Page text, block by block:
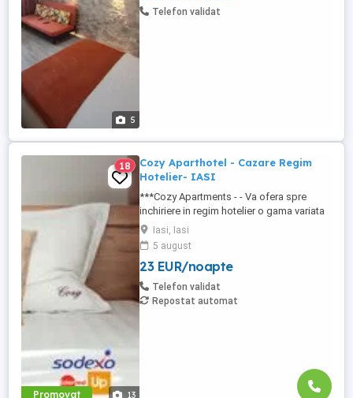
5
matrimoniale, canapea extensibila,
Telefon validat
Promovat 13
18
Cozy Aparthotel - Cazare Regim
Hotelier- IASI
***Cozy Apartments - - Va ofera spre
inchiriere in regim hotelier o gama variata
de apartamente si garsoniere situate in
puncte cheie ale orasului doar in
complexe rezidentiale noi: *Zona Palas
Mall - Centru - Complex Lazar Residence;
*Zona Palas Mall - Centru Complex Q
Residence; *Zona Palas Mall - ...
Iasi, Iasi
5 august
23 EUR/noapte
Telefon validat
Repostat automat